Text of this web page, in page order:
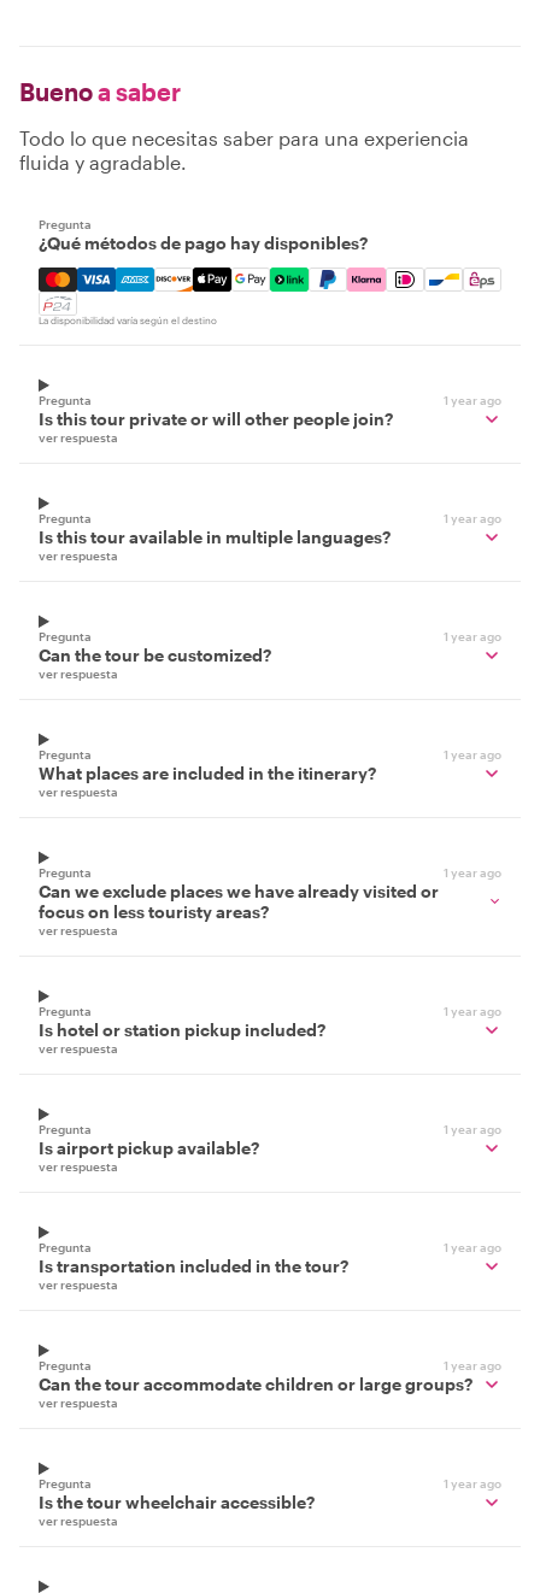
Buenoa saber
Todo lo que necesitas saber para una experiencia
fluida y agradable.
Pregunta
¿Qué métodos de pago hay disponibles?
Mastercard, Visa, Amex, Discover, Apple Pay, Google
La disponibilidad varía según el destino
Pregunta 1 year ago
Is this tour private or will other people join?
ver respuesta
Pregunta 1 year ago
Is this tour available in multiple languages?
ver respuesta
Pregunta 1 year ago
Can the tour be customized?
ver respuesta
Pregunta 1 year ago
What places are included in the itinerary?
ver respuesta
Pregunta 1 year ago
Can we exclude places we have already visited or
focus on less touristy areas?
ver respuesta
Pregunta 1 year ago
Is hotel or station pickup included?
ver respuesta
Pregunta 1 year ago
Is airport pickup available?
ver respuesta
Pregunta 1 year ago
Is transportation included in the tour?
ver respuesta
Pregunta 1 year ago
Can the tour accommodate children or large groups?
ver respuesta
Pregunta 1 year ago
Is the tour wheelchair accessible?
ver respuesta